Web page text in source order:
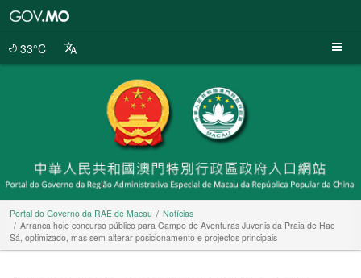
33°C
Portal do Governo da RAE de Macau
Notícias
Arranca hoje concurso público para Campo de Aventuras Juvenis da Praia de Hac
Sá, optimizado, mas sem alterar posicionamento e projectos principais